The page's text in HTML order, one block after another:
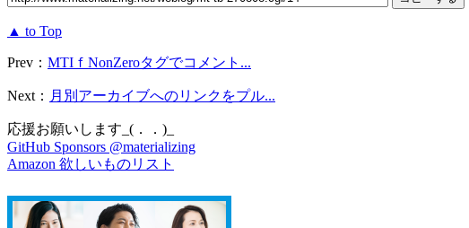
▲ to Top
Prev： MTIｆNonZeroタグでコメント...
Next： 月別アーカイブへのリンクをプル...
応援お願いします_(．．)_
GitHub Sponsors @materializing
Amazon 欲しいものリスト